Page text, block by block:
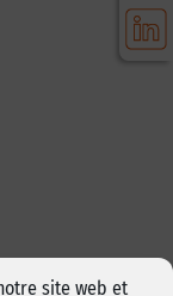
site web et